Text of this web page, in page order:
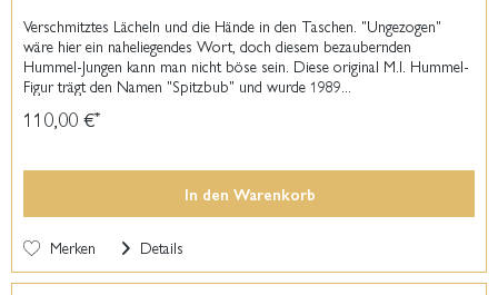
Verschmitztes Lächeln und die Hände in den Taschen. "Ungezogen"
wäre hier ein naheliegendes Wort, doch diesem bezaubernden
Hummel-Jungen kann man nicht böse sein. Diese original M.I. Hummel-
Figur trägt den Namen "Spitzbub" und wurde 1989...
110,00 €*
In den Warenkorb
Merken Details